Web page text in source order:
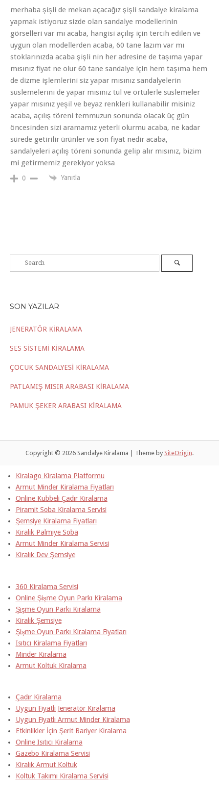
merhaba şişli de mekan açacağız şişli sandalye kiralama
yapmak istiyoruz sizde olan sandalye modellerinin
görselleri var mı acaba, hangisi açılış için tercih edilen ve
uygun olan modellerden acaba, 60 tane lazım var mı
stoklarınızda acaba şişli nin her adresine de taşıma yapar
mısınız fiyat ne olur 60 tane sandalye için hem taşıma hem
de dizme işlemlerini siz yapar mısınız sandalyelerin
süslemelerini de yapar mısınız tül ve örtülerle süslemeler
yapar mısınız yeşil ve beyaz renkleri kullanabilir misiniz
acaba, açılış töreni temmuzun sonunda olacak üç gün
öncesinden sizi aramamız yeterli olurmu acaba, ne kadar
sürede getirilir ürünler ve son fiyat nedir acaba,
sandalyeleri açılış töreni sonunda gelip alır mısınız, bizim
mi getirmemiz gerekiyor yoksa
0 Yanıtla
SON YAZILAR
JENERATÖR KİRALAMA
SES SİSTEMİ KİRALAMA
ÇOCUK SANDALYESİ KİRALAMA
PATLAMIŞ MISIR ARABASI KİRALAMA
PAMUK ŞEKER ARABASI KİRALAMA
Copyright © 2026 Sandalye Kiralama Theme by SiteOrigin.
Kiralago Kiralama Platformu
Armut Minder Kiralama Fiyatları
Online Kubbeli Çadır Kiralama
Piramit Soba Kiralama Servisi
Şemsiye Kiralama Fiyatları
Kiralık Palmiye Soba
Armut Minder Kiralama Servisi
Kiralık Dev Şemsiye
360 Kiralama Servisi
Online Şişme Oyun Parkı Kiralama
Şişme Oyun Parkı Kiralama
Kiralık Şemsiye
Şişme Oyun Parkı Kiralama Fiyatları
Isıtıcı Kiralama Fiyatları
Minder Kiralama
Armut Koltuk Kiralama
Çadır Kiralama
Uygun Fiyatlı Jeneratör Kiralama
Uygun Fiyatlı Armut Minder Kiralama
Etkinlikler İçin Şerit Bariyer Kiralama
Online Isıtıcı Kiralama
Gazebo Kiralama Servisi
Kiralık Armut Koltuk
Koltuk Takımı Kiralama Servisi